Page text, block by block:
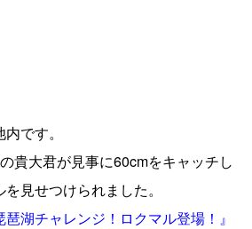
です。
貴大君が見事に60cmをキャッチし
見せつけられました。
琶湖チャレンジ！ロクマル登場！』